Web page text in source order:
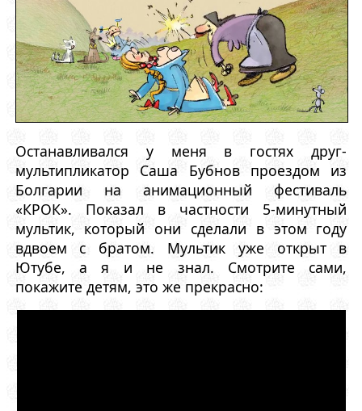
Останавливался у меня в гостях друг-
мультипликатор Саша Бубнов проездом из
Болгарии на анимационный фестиваль
«КРОК». Показал в частности 5-минутный
мультик, который они сделали в этом году
вдвоем с братом. Мультик уже открыт в
Ютубе, а я и не знал. Смотрите сами,
покажите детям, это же прекрасно: